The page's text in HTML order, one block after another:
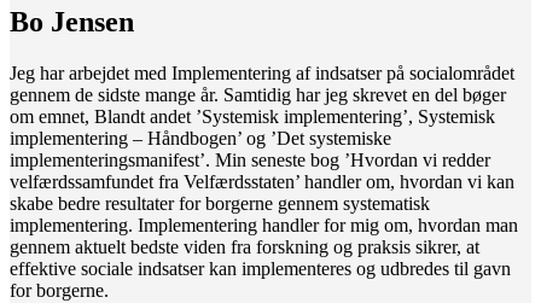
Bo Jensen
Jeg har arbejdet med Implementering af indsatser på socialområdet
gennem de sidste mange år. Samtidig har jeg skrevet en del bøger
om emnet, Blandt andet ’Systemisk implementering’, Systemisk
implementering – Håndbogen’ og ’Det systemiske
implementeringsmanifest’. Min seneste bog ’Hvordan vi redder
velfærdssamfundet fra Velfærdsstaten’ handler om, hvordan vi kan
skabe bedre resultater for borgerne gennem systematisk
implementering. Implementering handler for mig om, hvordan man
gennem aktuelt bedste viden fra forskning og praksis sikrer, at
effektive sociale indsatser kan implementeres og udbredes til gavn
for borgerne.